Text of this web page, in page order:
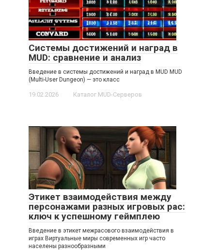
Системы достижений и наград в
MUD: сравнение и анализ
Введение в системы достижений и наград в MUD MUD
(Multi-User Dungeon) — это класс
19.02.2026 Каталог MUD-Серверов
Этикет взаимодействия между
персонажами разных игровых рас:
ключ к успешному геймплею
Введение в этикет межрасового взаимодействия в
играх Виртуальные миры современных игр часто
населены разнообразными